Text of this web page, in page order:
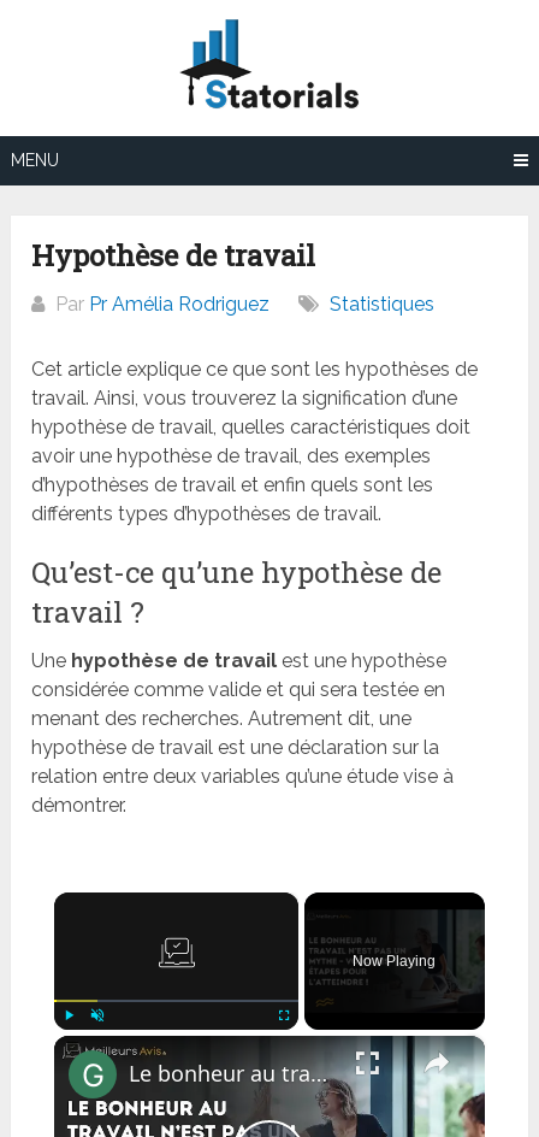
MENU
Hypothèse de travail
Par Pr Amélia Rodriguez Statistiques
Cet article explique ce que sont les hypothèses de
travail. Ainsi, vous trouverez la signification d’une
hypothèse de travail, quelles caractéristiques doit
avoir une hypothèse de travail, des exemples
d’hypothèses de travail et enfin quels sont les
différents types d’hypothèses de travail.
Qu’est-ce qu’une hypothèse de
travail ?
Une hypothèse de travail est une hypothèse
considérée comme valide et qui sera testée en
menant des recherches. Autrement dit, une
hypothèse de travail est une déclaration sur la
relation entre deux variables qu’une étude vise à
démontrer.
×
Now Playing
×
Le bonheur au travail n’est pas un mythe – voici les étapes pour l’atteindre !